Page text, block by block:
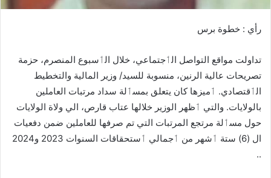
ي
رأي : خطوة برس
تداولت مواقع التواصل الٲجتماعي، خلال الٲسبوع المنصرم، حزمة
تصريحات عالية الرنين، منسوبة للسيد/ وزير المالية والتخطيط
الٲقتصادي. ٲميزها كان يتعلق بمسٲلة سداد مرتبات العاملين
بالولايات. والتي ٲظهر الوزير خلالها عتاب قارص، الي ولاة الولايات
حول مسٲلة مرتجع المرتبات التي تم صرفها للعاملين ضمن دفعيات
ال (6) ستة ٲشهر من ٲجمالي ٲستحقاقات السنوات 2023 و2024
..